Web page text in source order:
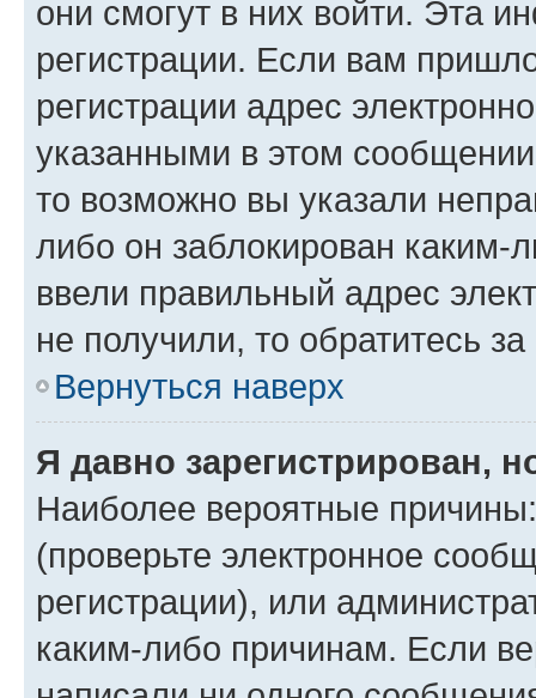
они смогут в них войти. Эта
регистрации. Если вам
регистрации адрес
указанными в этом
то возможно вы указали
либо он заблокирован
ввели правильный адрес
не получили, то обратитесь
Вернуться наверх
Я давно зарегистрирован,
Наиболее вероятные
(проверьте электронное
регистрации), или
каким-либо причинам. Если